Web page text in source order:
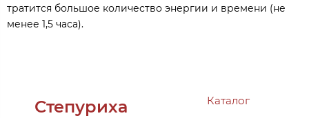
тратится большое количество энергии и времени (не
менее 1,5 часа).
Степуриха Каталог